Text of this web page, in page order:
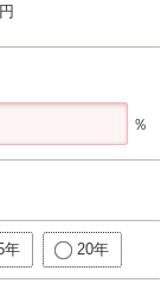
％
年 20年